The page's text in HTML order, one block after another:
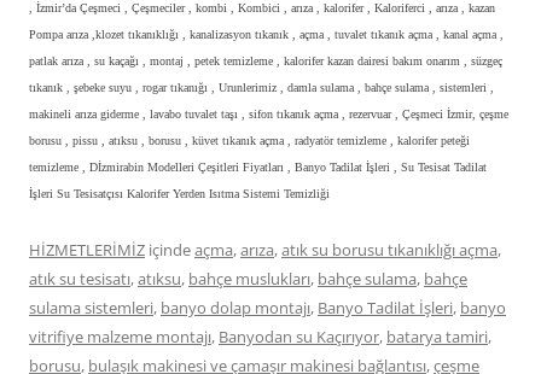
, İzmir’da Çeşmeci , Çeşmeciler , kombi , Kombici , arıza , kalorifer , Kaloriferci , arıza , kazan
Pompa arıza ,klozet tıkanıklığı , kanalizasyon tıkanık , açma , tuvalet tıkanık açma , kanal açma ,
patlak arıza , su kaçağı , montaj , petek temizleme , kalorifer kazan dairesi bakım onarım , süzgeç
tıkanık , şebeke suyu , rogar tıkanığı , Urunlerimiz , damla sulama , bahçe sulama , sistemleri ,
makineli arıza giderme , lavabo tuvalet taşı , sifon tıkanık açma , rezervuar , Çeşmeci İzmir, çeşme
borusu , pissu , atıksu , borusu , küvet tıkanık açma , radyatör temizleme , kalorifer peteği
temizleme , Dİzmirabin Modelleri Çeşitleri Fiyatları , Banyo Tadilat İşleri , Su Tesisat Tadilat
İşleri Su Tesisatçısı Kalorifer Yerden Isıtma Sistemi Temizliği
HİZMETLERİMİZ içindeaçma,arıza,atık su borusu tıkanıklığı açma,
atık su tesisatı,atıksu, bahçe muslukları, bahçe sulama, bahçe
sulama sistemleri, banyo dolap montajı, Banyo Tadilat İşleri, banyo
vitrifiye malzeme montajı, Banyodan su Kaçırıyor, batarya tamiri,
borusu, bulaşık makinesi ve çamaşır makinesi bağlantısı,çeşme